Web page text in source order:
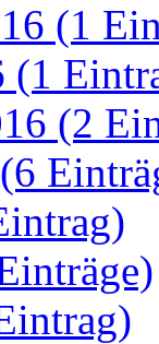
(1
(1
(2